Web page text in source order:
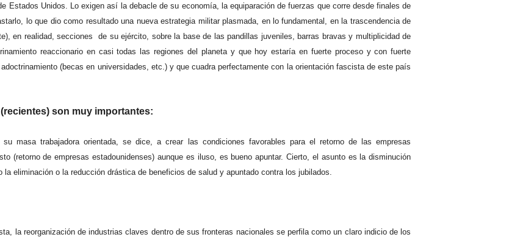
Estados Unidos. Lo exigen así la debacle de su economía, la equiparación de fuerzas que corre desde finales de
lo que dio como resultado una nueva estrategia militar plasmada, en lo fundamental, en la trascendencia de
en realidad, secciones de su ejército, sobre la base de las pandillas juveniles, barras bravas y multiplicidad de
reaccionario en casi todas las regiones del planeta y que hoy estaría en fuerte proceso y con fuerte
(becas en universidades, etc.) y que cuadra perfectamente con la orientación fascista de este país
son muy importantes:
masa trabajadora orientada, se dice, a crear las condiciones favorables para el retorno de las empresas
(retorno de empresas estadounidenses) aunque es iluso, es bueno apuntar. Cierto, el asunto es la disminución
eliminación o la reducción drástica de beneficios de salud y apuntado contra los jubilados.
la reorganización de industrias claves dentro de sus fronteras nacionales se perfila como un claro indicio de los